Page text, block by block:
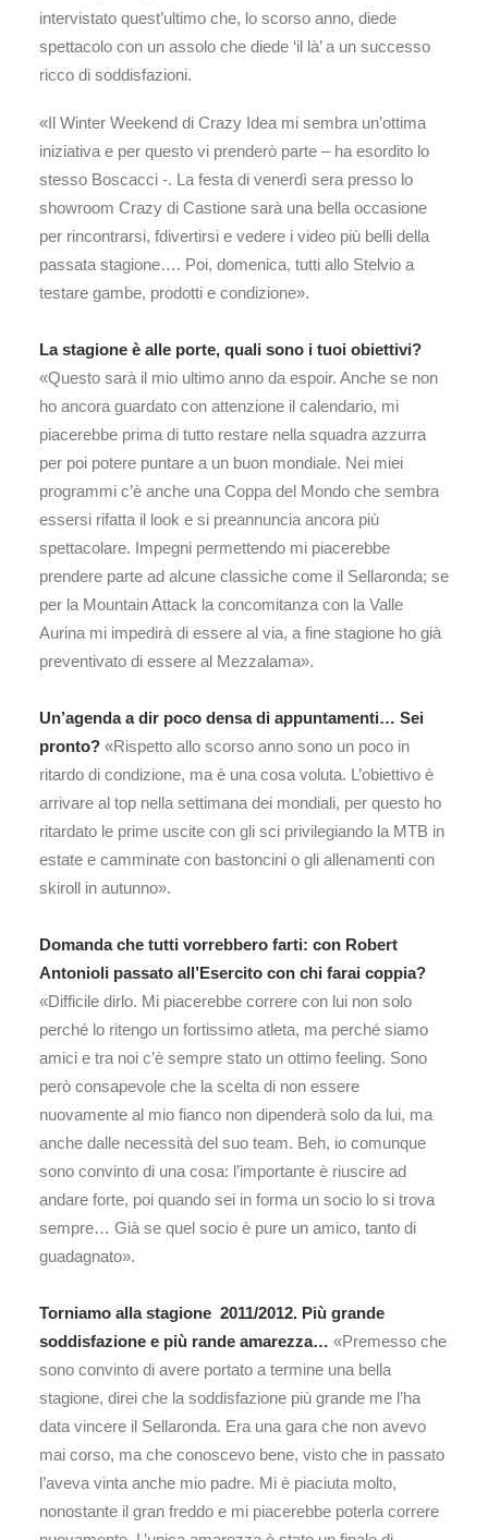
intervistato quest’ultimo che, lo scorso anno, diede
spettacolo con un assolo che diede ‘il là’ a un successo
ricco di soddisfazioni.
«Il Winter Weekend di Crazy Idea mi sembra un’ottima
iniziativa e per questo vi prenderò parte – ha esordito lo
stesso Boscacci -. La festa di venerdì sera presso lo
showroom Crazy di Castione sarà una bella occasione
per rincontrarsi, fdivertirsi e vedere i video più belli della
passata stagione…. Poi, domenica, tutti allo Stelvio a
testare gambe, prodotti e condizione».
La stagione è alle porte, quali sono i tuoi obiettivi?
«Questo sarà il mio ultimo anno da espoir. Anche se non
ho ancora guardato con attenzione il calendario, mi
piacerebbe prima di tutto restare nella squadra azzurra
per poi potere puntare a un buon mondiale. Nei miei
programmi c’è anche una Coppa del Mondo che sembra
essersi rifatta il look e si preannuncia ancora più
spettacolare. Impegni permettendo mi piacerebbe
prendere parte ad alcune classiche come il Sellaronda; se
per la Mountain Attack la concomitanza con la Valle
Aurina mi impedirà di essere al via, a fine stagione ho già
preventivato di essere al Mezzalama».
Un’agenda a dir poco densa di appuntamenti… Sei
pronto? «Rispetto allo scorso anno sono un poco in
ritardo di condizione, ma è una cosa voluta. L’obiettivo è
arrivare al top nella settimana dei mondiali, per questo ho
ritardato le prime uscite con gli sci privilegiando la MTB in
estate e camminate con bastoncini o gli allenamenti con
skiroll in autunno».
Domanda che tutti vorrebbero farti: con Robert
Antonioli passato all’Esercito con chi farai coppia?
«Difficile dirlo. Mi piacerebbe correre con lui non solo
perché lo ritengo un fortissimo atleta, ma perché siamo
amici e tra noi c’è sempre stato un ottimo feeling. Sono
però consapevole che la scelta di non essere
nuovamente al mio fianco non dipenderà solo da lui, ma
anche dalle necessità del suo team. Beh, io comunque
sono convinto di una cosa: l’importante è riuscire ad
andare forte, poi quando sei in forma un socio lo si trova
sempre… Già se quel socio è pure un amico, tanto di
guadagnato».
Torniamo alla stagione 2011/2012. Più grande
soddisfazione e più rande amarezza… «Premesso che
sono convinto di avere portato a termine una bella
stagione, direi che la soddisfazione più grande me l’ha
data vincere il Sellaronda. Era una gara che non avevo
mai corso, ma che conoscevo bene, visto che in passato
l’aveva vinta anche mio padre. Mi è piaciuta molto,
nonostante il gran freddo e mi piacerebbe poterla correre